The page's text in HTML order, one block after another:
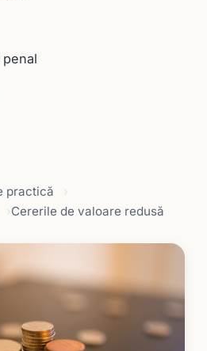
practică
Cererile de valoare redusă